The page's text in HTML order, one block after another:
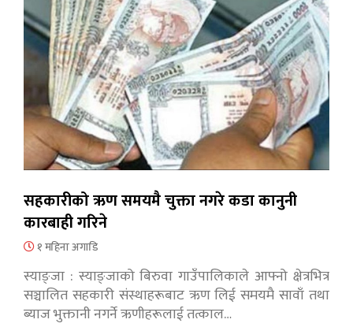
सहकारीको ऋण समयमै चुक्ता नगरे कडा कानुनी
कारबाही गरिने
१ महिना अगाडि
स्याङ्जा : स्याङ्जाको बिरुवा गाउँपालिकाले आफ्नो क्षेत्रभित्र
सञ्चालित सहकारी संस्थाहरूबाट ऋण लिई समयमै सावाँ तथा
ब्याज भुक्तानी नगर्ने ऋणीहरूलाई तत्काल…